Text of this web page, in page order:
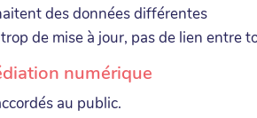
des données différentes
de mise à jour, pas de lien entre
numérique
au public.